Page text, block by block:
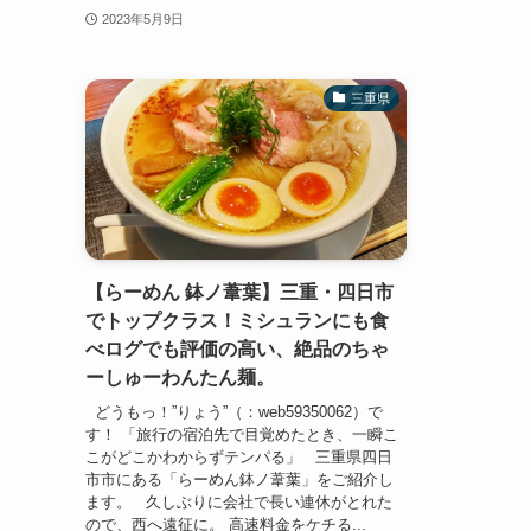
2023年5月9日
三重県
【らーめん 鉢ノ葦葉】三重・四日市
でトップクラス！ミシュランにも食
べログでも評価の高い、絶品のちゃ
ーしゅーわんたん麺。
どうもっ！”りょう”（：web59350062）で
す！ 「旅行の宿泊先で目覚めたとき、一瞬こ
こがどこかわからずテンパる」 三重県四日
市市にある「らーめん鉢ノ葦葉」をご紹介し
ます。 久しぶりに会社で長い連休がとれた
ので、西へ遠征に。 高速料金をケチる...